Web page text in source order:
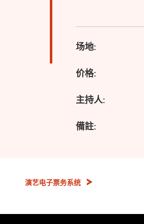
场地:
价格:
主持人:
備註:
演艺电子票务系统